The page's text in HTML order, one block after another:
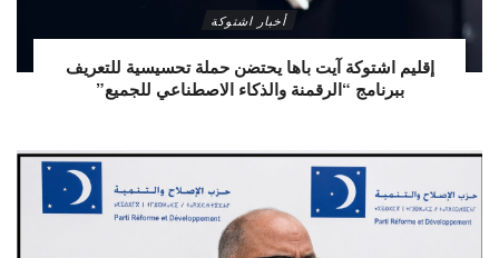
أخبار اشتوكة
إقليم اشتوكة آيت باها يحتضن حملة تحسيسية للتعريف
ببرنامج “الرقمنة والذكاء الاصطناعي للجميع”